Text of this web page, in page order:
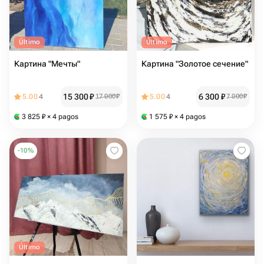
Último
Картина "Мечты"
5.004 15 300₽ 17 000₽
3 825 ₽ × 4 pagos
Último
Картина "Золотое сечение"
5.004 6 300₽7 000₽
1 575 ₽ × 4 pagos
-10%
Último